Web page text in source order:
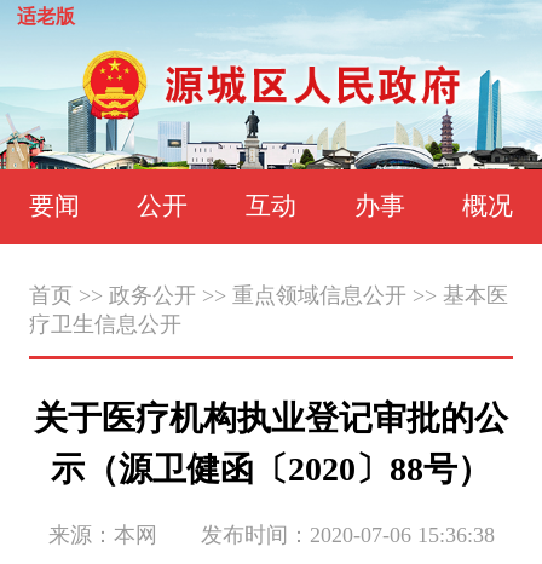
适老版
要闻 公开 互动 办事 概况
首页 >> 政务公开>> 重点领域信息公开>> 基本医
疗卫生信息公开
关于医疗机构执业登记审批的公
示（源卫健函〔2020〕88号）
来源：本网 发布时间：2020-07-06 15:36:38